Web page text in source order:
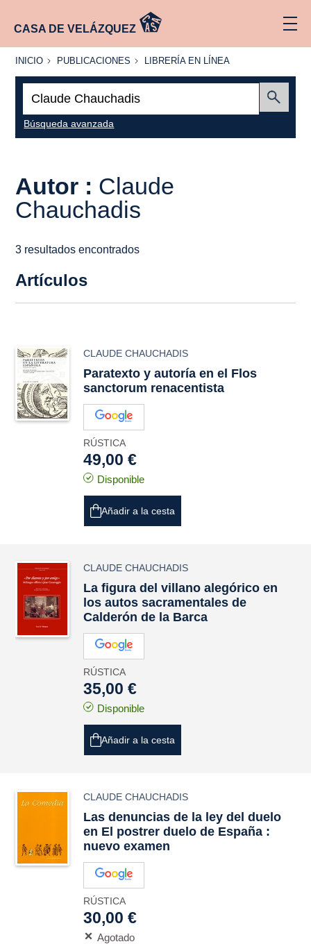
CASA DE VELÁZQUEZ
INICIO
INICIO PUBLICACIONES
PUBLICACIONES
LIBRERÍA
LÍNEA
LIBRERÍA EN LÍNEA
Búsqueda avanzada
Autor : Claude
Chauchadis
3 resultados encontrados
Artículos
CLAUDE CHAUCHADIS
Paratexto y autoría en el Flos
sanctorum renacentista
RÚSTICA
49,00 €
Disponible
Añadir a la cesta
CLAUDE CHAUCHADIS
La figura del villano alegórico en
los autos sacramentales de
Calderón de la Barca
RÚSTICA
35,00 €
Disponible
Añadir a la cesta
CLAUDE CHAUCHADIS
Las denuncias de la ley del duelo
en El postrer duelo de España :
nuevo examen
RÚSTICA
30,00 €
Agotado